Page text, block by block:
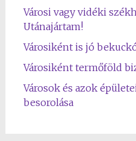
Városi vagy vidéki
Utánajártam!
Városiként is jó
Városiként termőföld
Városok és azok
besorolása